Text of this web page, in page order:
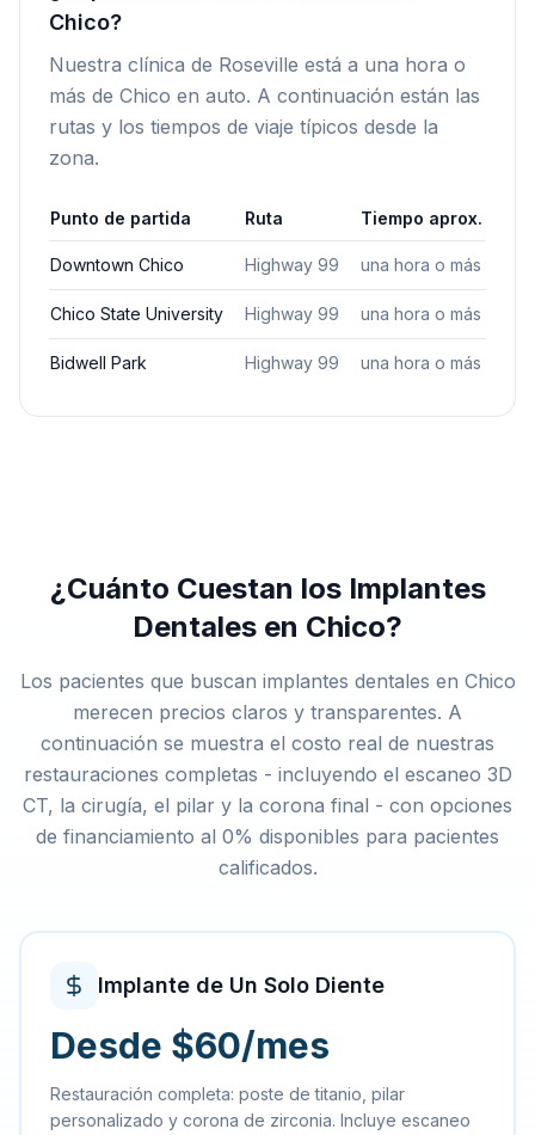
Chico?
Nuestra clínica de Roseville está a una hora o
más de Chico en auto. A continuación están las
rutas y los tiempos de viaje típicos desde la
zona.
Punto de partida Ruta Tiempo aprox.
Downtown Chico Highway 99 una hora o más
Chico State University Highway 99 una hora o más
Bidwell Park Highway 99 una hora o más
¿Cuánto Cuestan los Implantes
Dentales en Chico?
Los pacientes que buscan implantes dentales en Chico
merecen precios claros y transparentes. A
continuación se muestra el costo real de nuestras
restauraciones completas - incluyendo el escaneo 3D
CT, la cirugía, el pilar y la corona final - con opciones
de financiamiento al 0% disponibles para pacientes
calificados.
Implante de Un Solo Diente
Desde $60/mes
Restauración completa: poste de titanio, pilar
personalizado y corona de zirconia. Incluye escaneo